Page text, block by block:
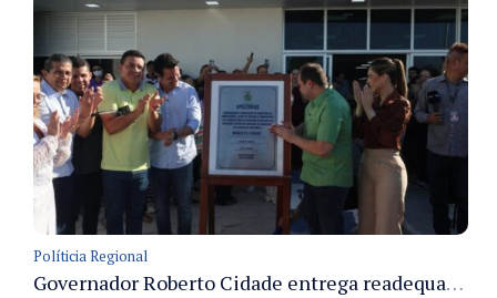
Políticia Regional
Governador Roberto Cidade entrega readequação do ambulatório da FCecon e amplia capacidade de atendimento oncológico em Manaus